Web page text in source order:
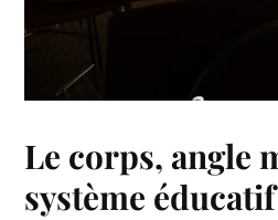
Le corps, angle
système éducatif